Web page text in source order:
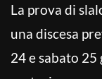
La prova di
una discesa
24 e sabato